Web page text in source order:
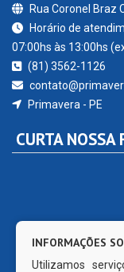
Rua Coronel Braz
Horário de
07:00hs às 13:00hs
(81) 3562-1126
Primavera - PE
CURTA NOSSA
INFORMAÇÕES
Utilizamos